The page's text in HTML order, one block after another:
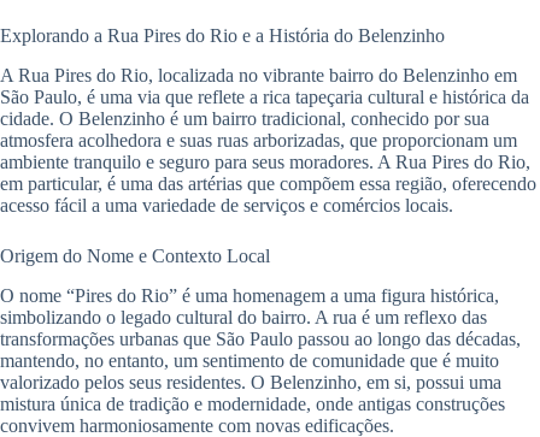
Explorando a Rua Pires do Rio e a História do Belenzinho
A Rua Pires do Rio, localizada no vibrante bairro do Belenzinho em
São Paulo, é uma via que reflete a rica tapeçaria cultural e histórica da
cidade. O Belenzinho é um bairro tradicional, conhecido por sua
atmosfera acolhedora e suas ruas arborizadas, que proporcionam um
ambiente tranquilo e seguro para seus moradores. A Rua Pires do Rio,
em particular, é uma das artérias que compõem essa região, oferecendo
acesso fácil a uma variedade de serviços e comércios locais.
Origem do Nome e Contexto Local
O nome “Pires do Rio” é uma homenagem a uma figura histórica,
simbolizando o legado cultural do bairro. A rua é um reflexo das
transformações urbanas que São Paulo passou ao longo das décadas,
mantendo, no entanto, um sentimento de comunidade que é muito
valorizado pelos seus residentes. O Belenzinho, em si, possui uma
mistura única de tradição e modernidade, onde antigas construções
convivem harmoniosamente com novas edificações.